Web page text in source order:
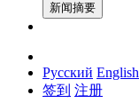
新闻摘要
Русский English
签到 注册